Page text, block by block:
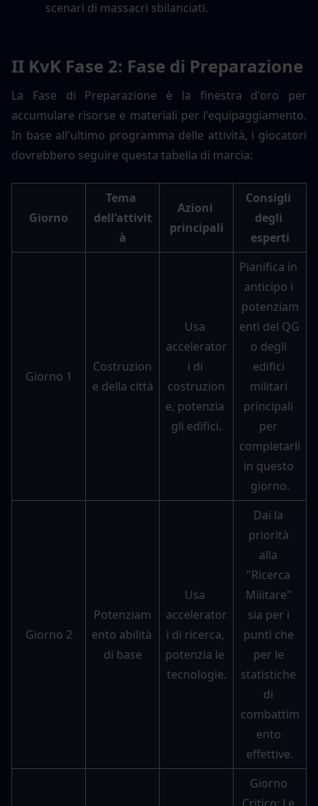
scenari di massacri sbilanciati.
II KvK Fase 2: Fase di Preparazione
La Fase di Preparazione è la finestra d'oro per
accumulare risorse e materiali per l'equipaggiamento.
In base all'ultimo programma delle attività, i giocatori
dovrebbero seguire questa tabella di marcia:
Giorno
Tema
dell'attivit
à
Azioni
principali
Consigli
degli
esperti
Giorno 1
Costruzion
e della città
Usa
accelerator
i di
costruzion
e, potenzia
gli edifici.
Pianifica in
anticipo i
potenziam
enti del QG
o degli
edifici
militari
principali
per
completarli
in questo
giorno.
Giorno 2
Potenziam
ento abilità
di base
Usa
accelerator
i di ricerca,
potenzia le
tecnologie.
Dai la
priorità
alla
"Ricerca
Militare"
sia per i
punti che
per le
statistiche
di
combattim
ento
effettive.
Giorno